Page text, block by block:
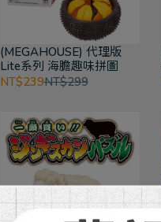
(MEGAHOUSE) 代理版
Lite系列 海膽趣味拼圖
NT$239NT$299